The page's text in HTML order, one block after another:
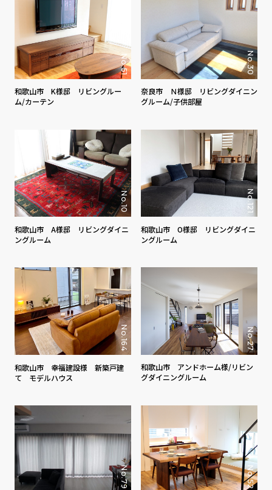
No.51
和歌山市 K様邸 リビングルー
ム/カーテン
No.30
奈良市 Ｎ様邸 リビングダイニン
グルーム/子供部屋
No.10
和歌山市 A様邸 リビングダイニ
ングルーム
No.121
和歌山市 O様邸 リビングダイニ
ングルーム
No.164
和歌山市 幸福建設様 新築戸建
て モデルハウス
No.27
和歌山市 アンドホーム様/リビン
グダイニングルーム
No.79 No.52